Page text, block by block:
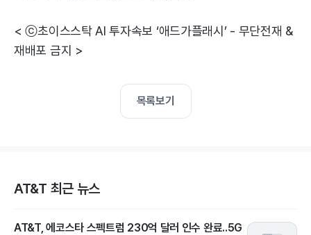
< ⓒ초이스스탁 AI 투자속보 ‘애드가플래시’ - 무단전재 &
재배포 금지 >
목록보기
AT&T 최근 뉴스
AT&T, 에코스타 스펙트럼 230억 달러 인수 완료..5G